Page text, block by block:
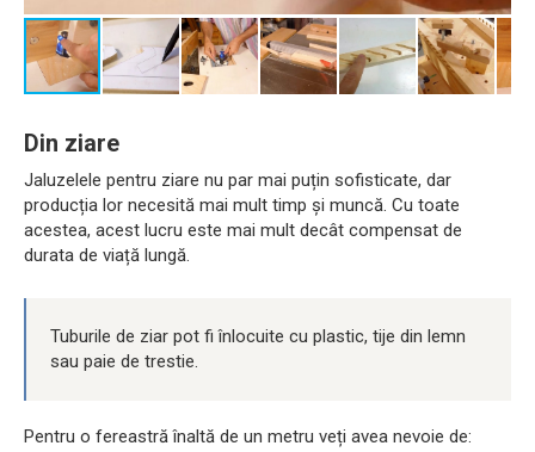
Din ziare
Jaluzelele pentru ziare nu par mai puțin sofisticate, dar
producția lor necesită mai mult timp și muncă. Cu toate
acestea, acest lucru este mai mult decât compensat de
durata de viață lungă.
Tuburile de ziar pot fi înlocuite cu plastic, tije din lemn
sau paie de trestie.
Pentru o fereastră înaltă de un metru veți avea nevoie de: